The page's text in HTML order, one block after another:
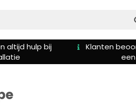
ons met
9.3
Voor
vandaag